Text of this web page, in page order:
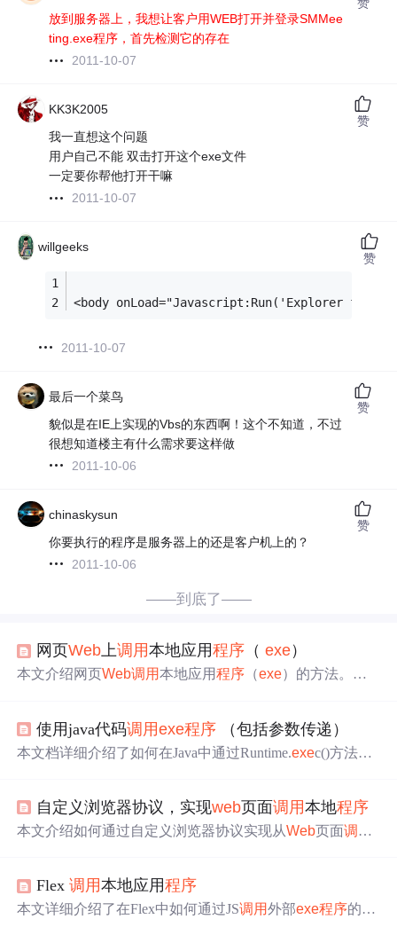
放到服务器上，我想让客户用WEB打开并登录SMMee
ting.exe程序，首先检测它的存在
2011-10-07
KK3K2005
我一直想这个问题
用户自己不能 双击打开这个exe文件
一定要你帮他打开干嘛
2011-10-07
赞
willgeeks
<body onLoad="Javascript:Run('Explorer
2011-10-07
赞
最后一个菜鸟
貌似是在IE上实现的Vbs的东西啊！这个不知道，不过
很想知道楼主有什么需求要这样做
2011-10-06
赞
chinaskysun
你要执行的程序是服务器上的还是客户机上的？
2011-10-06
赞
——到底了——
网页Web上调用本地应用程序 （exe）
本文介绍网页Web调用本地应用程序 （exe）的方法。主
注意问题，如动态生成注册表信息、路径问题及获取参数
的方法等。
使用java代码调用exe程序 （包括参数传递）
本文档详细介绍了如何在Java中通过Runtime.exec()方法调
时，遇到exe 工作路径不正确的问题。解决方案是根据exe
的实际工作目录，将参数文件放置在相应位置，确保程序
自定义浏览器协议，实现web页面调用本地程序
本文介绍如何通过自定义浏览器协议实现从Web页面调用
式。Flex调用本地应用程序
本文详细介绍了在Flex中如何通过JS调用外部exe程序的方